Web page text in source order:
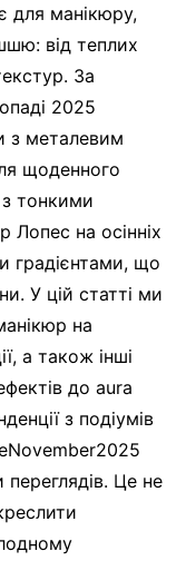
для манікюру,
від теплих
За
2025
з металевим
щоденного
з тонкими
Лопес на осінніх
градієнтами, що
У цій статті ми
на
а також інші
до aura
з подіумів
Це не